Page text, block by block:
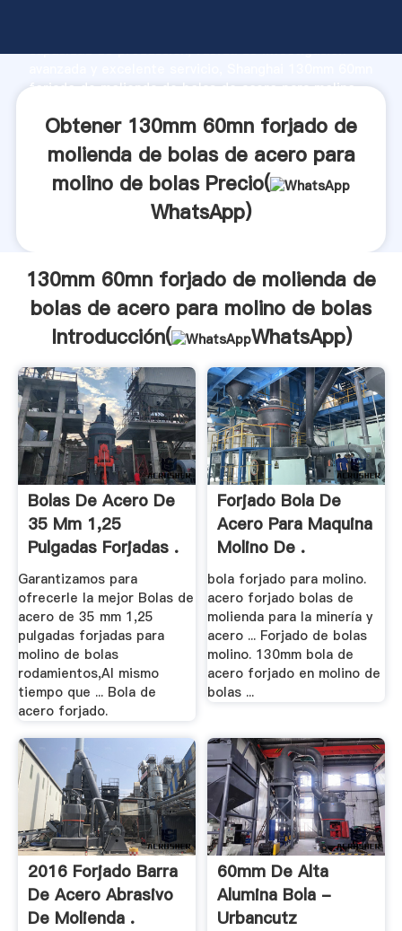
capacidad de producción, fuerza de investigación
forjado de molienda de bolas de acero para molino
todos los clientes.
Obtener 130mm 60mn forjado de
molienda de bolas de acero para
molino de bolas Precio(
WhatsApp)
130mm 60mn forjado de molienda de
bolas de acero para molino de bolas
Introducción(
WhatsApp)
Bolas De Acero De
35 Mm 1,25
Pulgadas Forjadas .
Garantizamos para
ofrecerle la mejor Bolas de
acero de 35 mm 1,25
pulgadas forjadas para
molino de bolas
rodamientos,Al mismo
tiempo que ... Bola de
acero forjado.
Forjado Bola De
Acero Para Maquina
Molino De .
bola forjado para molino.
acero forjado bolas de
molienda para la minería y
acero ... Forjado de bolas
molino. 130mm bola de
acero forjado en molino de
bolas ...
2016 Forjado Barra
De Acero Abrasivo
De Molienda .
60mm De Alta
Alumina Bola -
Urbancutz